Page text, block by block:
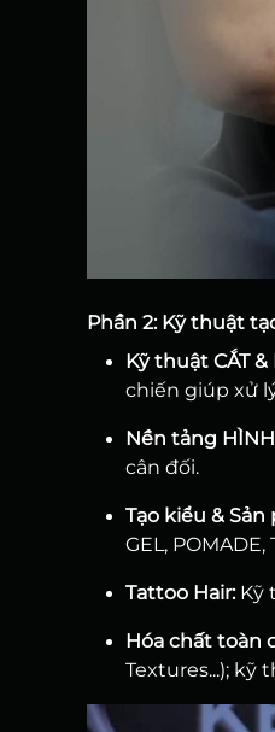
Phần 2: Kỹ thuật
Kỹ thuật CẮT
chiến giúp xử
Nền tảng
cân đối.
Tạo kiểu &
GEL,
Tattoo Hair:Kỹ
Hóa chất toàn
Textures...);